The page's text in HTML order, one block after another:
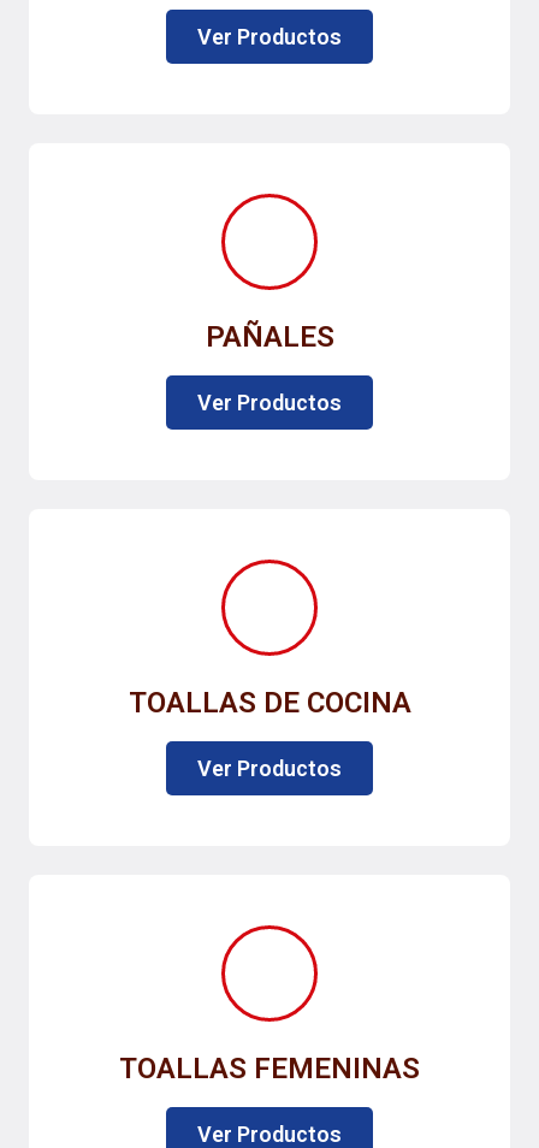
Ver Productos
PAÑALES
Ver Productos
TOALLAS DE COCINA
Ver Productos
TOALLAS FEMENINAS
Ver Productos